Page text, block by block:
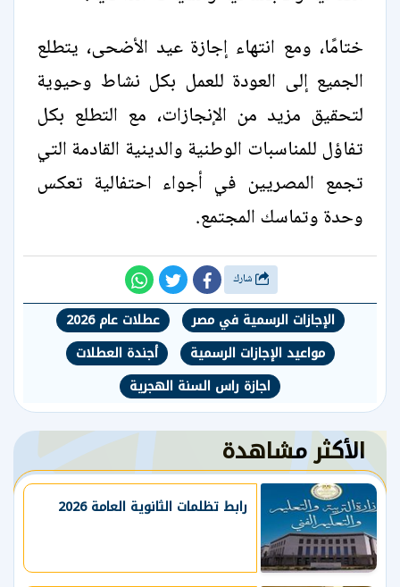
ختامًا، ومع انتهاء إجازة عيد الأضحى، يتطلع
الجميع إلى العودة للعمل بكل نشاط وحيوية
لتحقيق مزيد من الإنجازات، مع التطلع بكل
تفاؤل للمناسبات الوطنية والدينية القادمة التي
تجمع المصريين في أجواء احتفالية تعكس
وحدة وتماسك المجتمع.
الإجازات الرسمية في مصر
عطلات عام 2026
مواعيد الإجازات الرسمية
أجندة العطلات
اجازة راس السنة الهجرية
الأكثر مشاهدة
رابط تظلمات الثانوية العامة 2026